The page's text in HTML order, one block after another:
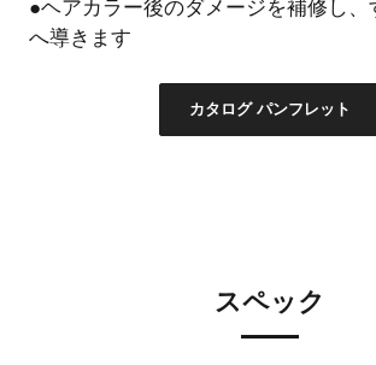
●ヘアカラー後のダメージを補修し、
へ導きます
カタログ パンフレット
スペック